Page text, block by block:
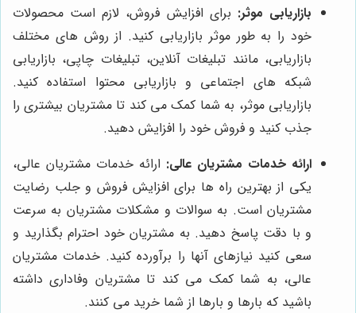
بازاریابی موثر: برای افزایش فروش، لازم است محصولات
خود را به طور موثر بازاریابی کنید. از روش های مختلف
بازاریابی، مانند تبلیغات آنلاین، تبلیغات چاپی، بازاریابی
شبکه های اجتماعی و بازاریابی محتوا استفاده کنید.
بازاریابی موثر، به شما کمک می کند تا مشتریان بیشتری را
جذب کنید و فروش خود را افزایش دهید.
ارائه خدمات مشتریان عالی: ارائه خدمات مشتریان عالی،
یکی از بهترین راه ها برای افزایش فروش و جلب رضایت
مشتریان است. به سوالات و مشکلات مشتریان به سرعت
و با دقت پاسخ دهید. به مشتریان خود احترام بگذارید و
سعی کنید نیازهای آنها را برآورده کنید. خدمات مشتریان
عالی، به شما کمک می کند تا مشتریان وفاداری داشته
باشید که بارها و بارها از شما خرید می کنند.